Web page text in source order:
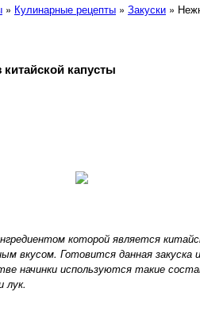
» Кулинарные рецепты » Закуски »
капусты
которой является
вкусом. Готовится данная закуска
начинки используются такие
лук.